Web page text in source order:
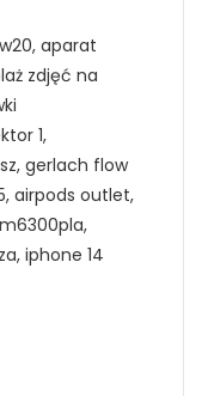
aparat
zdjęć na
1,
gerlach flow
airpods outlet,
iphone 14